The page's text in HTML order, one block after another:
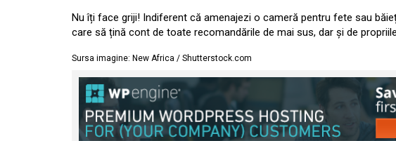
Nu îți face griji! Indiferent că amenajezi o cameră pentru fete sau
care să țină cont de toate recomandările de mai sus, dar și de
Sursa imagine: New Africa / Shutterstock.com